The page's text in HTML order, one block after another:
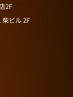
2F
ビル 2F